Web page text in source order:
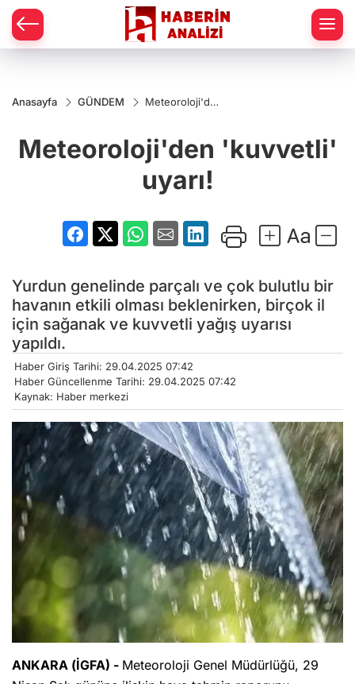
Anasayfa GÜNDEM
Meteoroloji'den
Meteoroloji'den 'kuvvetli'
uyarı!
Yurdun genelinde parçalı ve çok bulutlu bir
havanın etkili olması beklenirken, birçok il
için sağanak ve kuvvetli yağış uyarısı
yapıldı.
Haber Giriş Tarihi: 29.04.2025 07:42
Haber Güncellenme Tarihi: 29.04.2025 07:42
Kaynak: Haber merkezi
ANKARA (İGFA) - Meteoroloji Genel Müdürlüğü, 29